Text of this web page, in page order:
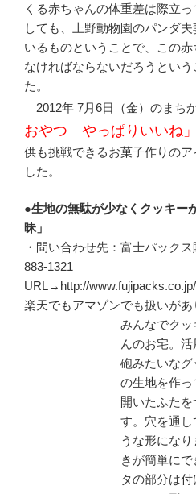
くる赤ちゃんの体重差は際立
しても、上野動物園のパンダ
いるものということで、この
なければならないだろうとい
た。
2012年 7月6日（金）のまち
おやつ やっぱりいいね」
供も挑戦できるお菓子作りの
した。
●生地の無駄が少なくクッキー
昧」
・問い合わせ先：富士パック
883-1321
URL→http://
楽天でもアマゾンでも扱いがあ
みんなでクッ
んのお宅。
砲みたいな
の生地を作
開いたふた
す。穴を通し
うな形にな
きが簡単に
タの部分は付